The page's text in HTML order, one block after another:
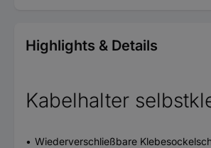
Highlights & Details
Kabelhalter
Wiederverschließbare